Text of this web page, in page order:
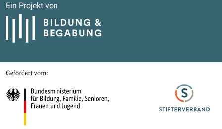
Ein Projekt von
Bildung und Begabung
Gefördert von
Bundesministerium für Bildung, Familie, Senioren, Frauen und Jugend
Stifterverband